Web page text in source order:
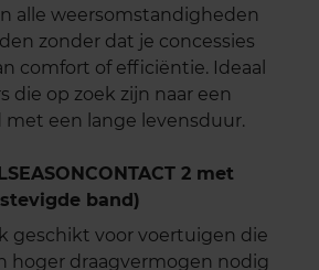
alle weersomstandigheden
zonder dat je concessies
comfort of efficiëntie. Ideaal
die op zoek zijn naar een
met een lange levensduur.
2 met
band)
geschikt voor voertuigen die
hoger draagvermogen nodig